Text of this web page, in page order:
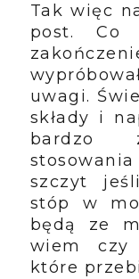
Tak więc
post. Co
uwagi.
składy i
bardzo
szczyt
stóp w
będą ze
wiem czy
które